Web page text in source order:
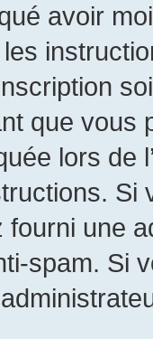
avoir
que
lors de
Si
une
spam. Si